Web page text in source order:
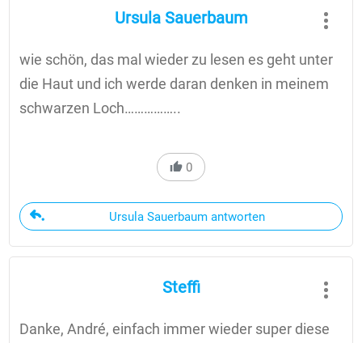
Ursula Sauerbaum
wie schön, das mal wieder zu lesen es geht unter
die Haut und ich werde daran denken in meinem
schwarzen Loch……………..
0
Ursula Sauerbaum antworten
Steffi
Danke, André, einfach immer wieder super diese